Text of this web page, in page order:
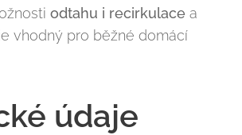
odtahu i recirkulace a
vhodný pro běžné domácí
údaje